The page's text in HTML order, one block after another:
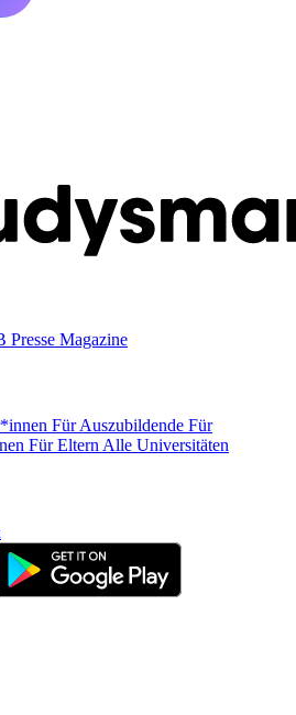
Presse Magazine
Für Auszubildende Für
Für Eltern Alle Universitäten